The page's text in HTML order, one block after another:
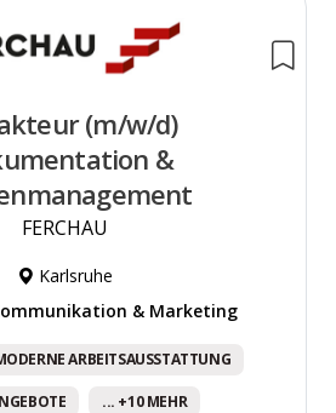
(m/w/d)
&
FERCHAU
Karlsruhe
& Marketing
ARBEITSAUSSTATTUNG
... +10 MEHR